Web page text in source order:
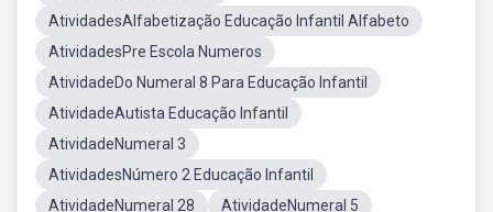
AtividadesAlfabetização Educação Infantil Alfabeto
AtividadesPre Escola Numeros
AtividadeDo Numeral 8 Para Educação Infantil
AtividadeAutista Educação Infantil
AtividadeNumeral 3
AtividadesNúmero 2 Educação Infantil
AtividadeNumeral 28
AtividadeNumeral 5